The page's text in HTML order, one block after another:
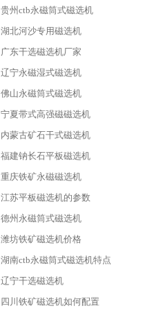
贵州ctb永磁筒式磁选机
湖北河沙专用磁选机
广东干选磁选机厂家
辽宁永磁湿式磁选机
佛山永磁筒式磁选机
宁夏带式高强磁磁选机
内蒙古矿石干式磁选机
福建钠长石平板磁选机
重庆铁矿永磁磁选机
江苏平板磁选机的参数
德州永磁筒式磁选机
潍坊铁矿磁选机价格
湖南ctb永磁筒式磁选机特点
辽宁干选磁选机
四川铁矿磁选机如何配置